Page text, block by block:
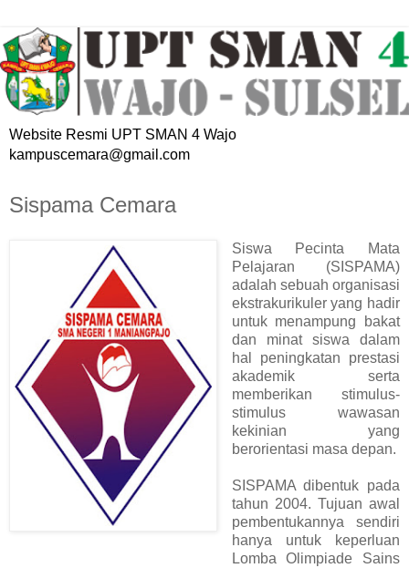
Website Resmi UPT SMAN 4 Wajo
kampuscemara@gmail.com
Sispama Cemara
Siswa Pecinta Mata
Pelajaran (SISPAMA)
adalah sebuah organisasi
ekstrakurikuler yang hadir
untuk menampung bakat
dan minat siswa dalam
hal peningkatan prestasi
akademik serta
memberikan stimulus-
stimulus wawasan
kekinian yang
berorientasi masa depan.
SISPAMA dibentuk pada
tahun 2004. Tujuan awal
pembentukannya sendiri
hanya untuk keperluan
Lomba Olimpiade Sains